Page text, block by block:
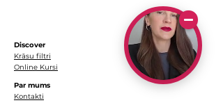
Discover
Krāsu filtri
Online Kursi
Par mums
Kontakti